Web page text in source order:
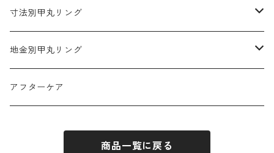
3mm幅
4mm幅
5mm幅
寸法別甲丸リング
2mm幅
3mm幅
地金別甲丸リング
プラチナ900
アフターケア
商品一覧に戻る